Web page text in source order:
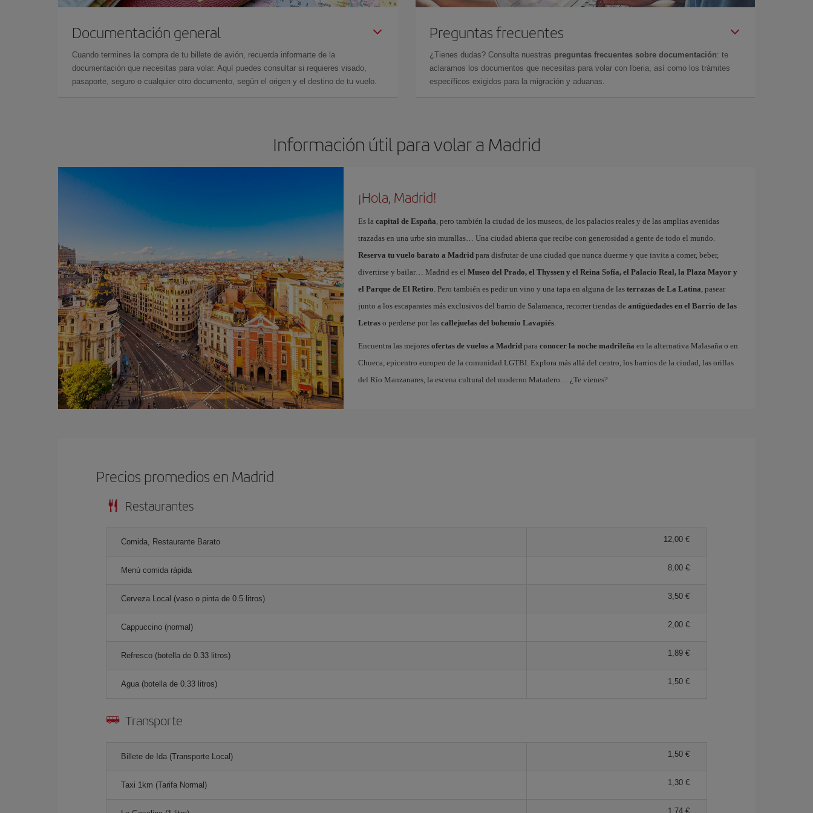
Documentación general
Cuando termines la compra de tu billete de avión, recuerda informarte de la
documentación que necesitas para volar. Aquí puedes consultar si requieres visado,
pasaporte, seguro o cualquier otro documento, según el origen y el destino de tu vuelo.
Preguntas frecuentes
¿Tienes dudas? Consulta nuestras preguntas frecuentes sobre documentación: te
aclaramos los documentos que necesitas para volar con Iberia, así como los trámites
específicos exigidos para la migración y aduanas.
Información útil para volar a Madrid
¡Hola, Madrid!
Es la capital de España, pero también la ciudad de los museos, de los palacios reales y de las amplias avenidas
trazadas en una urbe sin murallas… Una ciudad abierta que recibe con generosidad a gente de todo el mundo.
Reserva tu vuelo barato a Madridpara disfrutar de una ciudad que nunca duerme y que invita a comer, beber,
divertirse y bailar… Madrid es el Museo del Prado, el Thyssen y el Reina Sofía, el Palacio Real, la Plaza Mayor y
el Parque de El Retiro. Pero también es pedir un vino y una tapa en alguna de las terrazas de La Latina, pasear
junto a los escaparates más exclusivos del barrio de Salamanca, recorrer tiendas de antigüedades en el Barrio de las
Letraso perderse por las callejuelas del bohemio Lavapiés.
Encuentra las mejores ofertas de vuelos a Madridpara conocer la noche madrileña en la alternativa Malasaña o en
Chueca, epicentro europeo de la comunidad LGTBI. Explora más allá del centro, los barrios de la ciudad, las orillas
del Río Manzanares, la escena cultural del moderno Matadero… ¿Te vienes?
Precios promedios en Madrid
Restaurantes
Comida, Restaurante Barato 12,00 €
Menú comida rápida 8,00 €
Cerveza Local (vaso o pinta de 0.5 litros) 3,50 €
Cappuccino (normal) 2,00 €
Refresco (botella de 0.33 litros) 1,89 €
Agua (botella de 0.33 litros) 1,50 €
Transporte
Billete de Ida (Transporte Local) 1,50 €
Taxi 1km (Tarifa Normal) 1,30 €
1,74 €